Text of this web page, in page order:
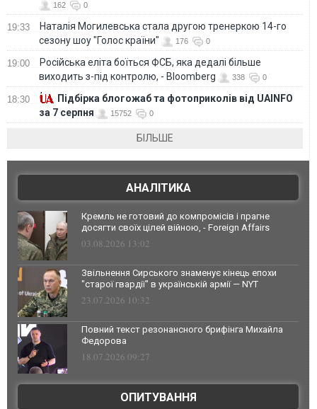
162 0
19:33
Наталія Могилевська стала другою тренеркою 14-го
сезону шоу "Голос країни"
176 0
19:00
Російська еліта боїться ФСБ, яка дедалі більше
виходить з-під контролю, - Bloomberg
338 0
18:30
Підбірка блогожаб та фотоприколів від UAINFO
за 7 серпня
15752 0
БІЛЬШЕ
АНАЛІТИКА
Кремль не готовий до компромісів і прагне
досягти своїх цілей війною, - Foreign Affairs
03.08.2026 13:02
Звільнення Сирського знаменує кінець епохи
"старої гвардії" в українській армії — NYT
23.07.2026 10:32
Повний текст резонансного брифінга Михайла
Федорова
18.07.2026 09:27
ОПИТУВАННЯ